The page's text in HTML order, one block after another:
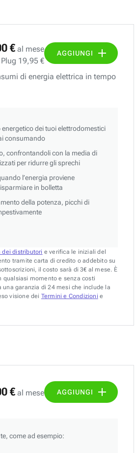
€ al mese
19,95 €
AGGIUNGI
di energia elettrica in tempo
dei tuoi elettrodomestici
consumando
confrontandoli con la media di
per ridurre gli sprechi
l’energia proviene
in bolletta
della potenza, picchi di
dei distributori e verifica le iniziali del
tramite carta di credito o addebito su
il costo sarà di 3€ al mese. È
qualsiasi momento e senza costi
garanzia di 24 mesi che include la
visione dei Termini e Condizioni e
€ al mese AGGIUNGI
come ad esempio: